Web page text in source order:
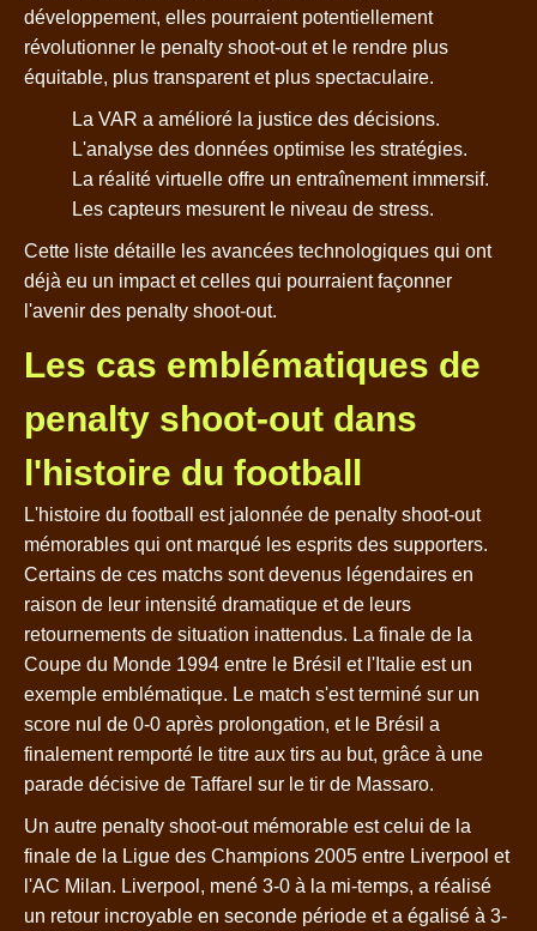
développement, elles pourraient potentiellement
révolutionner le penalty shoot-out et le rendre plus
équitable, plus transparent et plus spectaculaire.
La VAR a amélioré la justice des décisions.
L'analyse des données optimise les stratégies.
La réalité virtuelle offre un entraînement immersif.
Les capteurs mesurent le niveau de stress.
Cette liste détaille les avancées technologiques qui ont
déjà eu un impact et celles qui pourraient façonner
l'avenir des penalty shoot-out.
Les cas emblématiques de
penalty shoot-out dans
l'histoire du football
L'histoire du football est jalonnée de penalty shoot-out
mémorables qui ont marqué les esprits des supporters.
Certains de ces matchs sont devenus légendaires en
raison de leur intensité dramatique et de leurs
retournements de situation inattendus. La finale de la
Coupe du Monde 1994 entre le Brésil et l'Italie est un
exemple emblématique. Le match s'est terminé sur un
score nul de 0-0 après prolongation, et le Brésil a
finalement remporté le titre aux tirs au but, grâce à une
parade décisive de Taffarel sur le tir de Massaro.
Un autre penalty shoot-out mémorable est celui de la
finale de la Ligue des Champions 2005 entre Liverpool et
l'AC Milan. Liverpool, mené 3-0 à la mi-temps, a réalisé
un retour incroyable en seconde période et a égalisé à 3-